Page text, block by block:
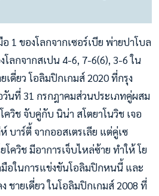
1 ของโลกจากเซอร์เบีย พ่ายปาโบล
โลกจากสเปน 4-6, 7-6(6), 3-6 ใน
ดี่ยว โอลิมปิกเกมส์ 2020 ที่กรุง
นที่ 31 กรกฎาคมส่วนประเภทคู่ผสม
ควิช จับคู่กับ นิน่า สโตยาโนวิช เจอ
บาร์ตี้ จากออสเตรเลีย แต่คู่เซ
โควิช มีอาการเจ็บไหล่ซ้าย ทำให้ โย
มือในการแข่งขันโอลิมปิกหนนี้ และ
ชายเดี่ยว ในโอลิมปิกเกมส์ 2008 ที่